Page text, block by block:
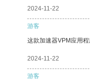
2024-11-22
游客
这款加速器VPM应用
2024-11-22
游客